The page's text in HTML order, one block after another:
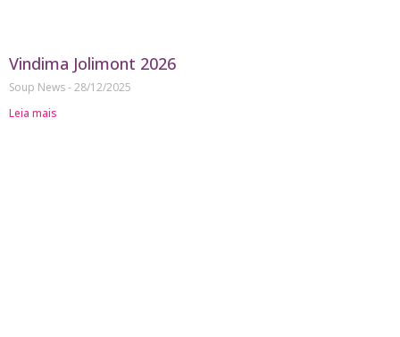
Vindima Jolimont 2026
Soup News 28/12/2025
Leia mais